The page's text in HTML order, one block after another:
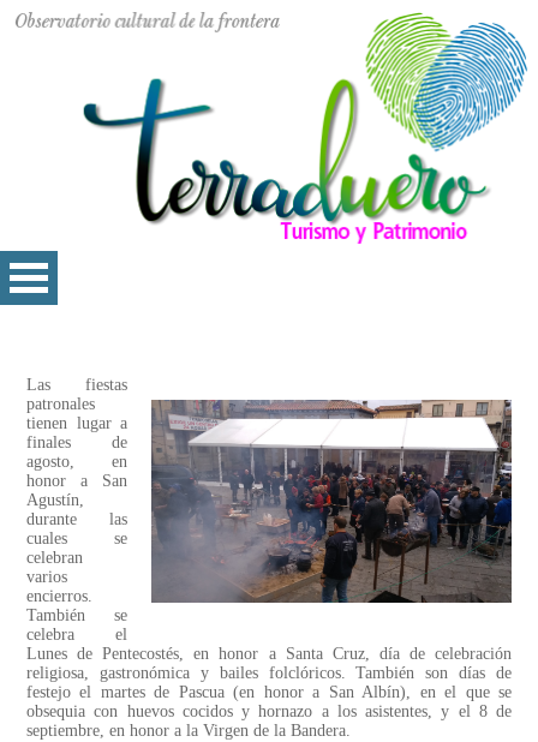
Las fiestas
patronales
tienen lugar a
finales de
agosto, en
honor a San
Agustín,
durante las
cuales se
celebran
varios
encierros.
También se
celebra el
Lunes de Pentecostés, en honor a Santa Cruz, día de celebración
religiosa, gastronómica y bailes folclóricos. También son días de
festejo el martes de Pascua (en honor a San Albín), en el que se
obsequia con huevos cocidos y hornazo a los asistentes, y el 8 de
septiembre, en honor a la Virgen de la Bandera.